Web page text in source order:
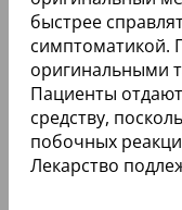
быстрее
симптоматикой.
оригинальными
Пациенты
средству,
побочных
Лекарство